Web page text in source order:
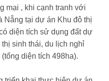
mại , khi cạnh tranh với
Nẵng tại dự án Khu đô thị
diện tích sử dụng đất dự
sinh thái, du lịch nghỉ
diện tích 498ha).